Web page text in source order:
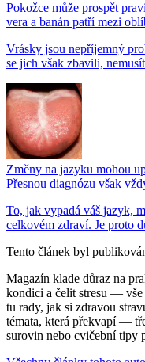
Pokožce může prospět
vera a banán patří mezi
Vrásky jsou nepříjemný
se jich však zbavili,
Změny na jazyku mohou
Přesnou diagnózu však
To, jak vypadá váš jazyk,
celkovém zdraví. Je proto
Tento článek byl
Magazín klade důraz na
kondici a čelit stresu — vše
tu rady, jak si zdravou
témata, která překvapí —
surovin nebo cvičební tipy